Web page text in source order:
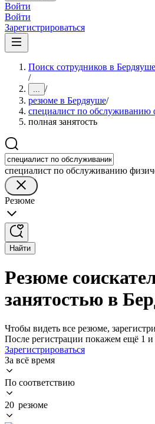
Войти
Войти
Зарегистрироваться
Поиск сотрудников в Бердяуше
/
... /
резюме в Бердяуше/
специалист по обслуживанию
полная занятость
специалист по обслуживанию
Резюме
Найти
Резюме
занятостью в
Чтобы видеть все резюме,
После регистрации покажем ещё 1
Зарегистрироваться
За всё время
По соответствию
20 резюме